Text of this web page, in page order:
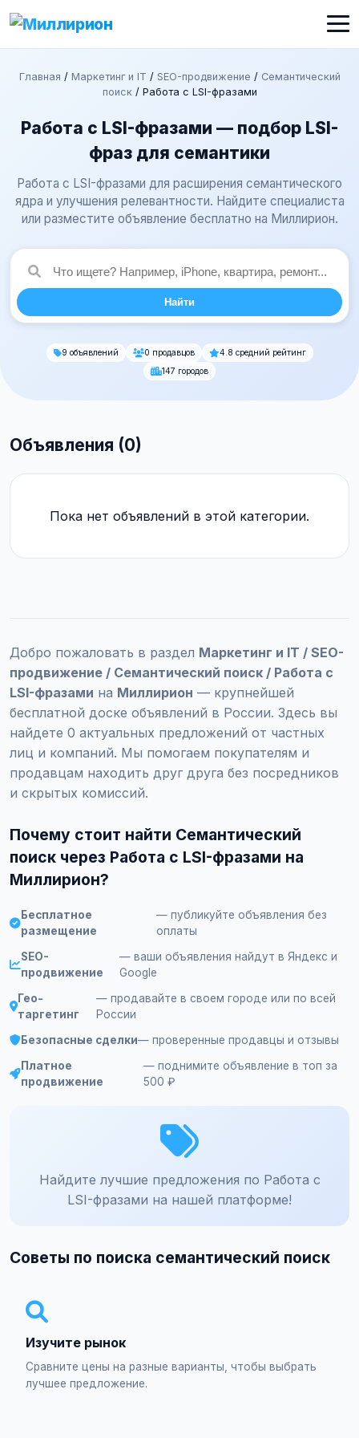
Главная / Маркетинг и IT / SEO-продвижение / Семантический
поиск/ Работа с LSI-фразами
Работа с LSI-фразами — подбор LSI-
фраз для семантики
Работа с LSI-фразами для расширения семантического
ядра и улучшения релевантности. Найдите специалиста
или разместите объявление бесплатно на Миллирион.
Найти
9 объявлений 0 продавцов
4.8 средний рейтинг
147 городов
Объявления (0)
Пока нет объявлений в этой категории.
Добро пожаловать в раздел Маркетинг и IT / SEO-
продвижение / Семантический поиск / Работа с
LSI-фразами на Миллирион — крупнейшей
бесплатной доске объявлений в России. Здесь вы
найдете 0 актуальных предложений от частных
лиц и компаний. Мы помогаем покупателям и
продавцам находить друг друга без посредников
и скрытых комиссий.
Почему стоит найти Семантический
поиск через Работа с LSI-фразами на
Миллирион?
Бесплатное
размещение
— публикуйте объявления без
оплаты
SEO-
продвижение
— ваши объявления найдут в Яндекс и
Google
Гео-
таргетинг
— продавайте в своем городе или по всей
России
Безопасные сделки— проверенные продавцы и отзывы
Платное
продвижение
— поднимите объявление в топ за
500 ₽
Найдите лучшие предложения по Работа с
LSI-фразами на нашей платформе!
Советы по поиска семантический поиск
Изучите рынок
Сравните цены на разные варианты, чтобы выбрать
лучшее предложение.